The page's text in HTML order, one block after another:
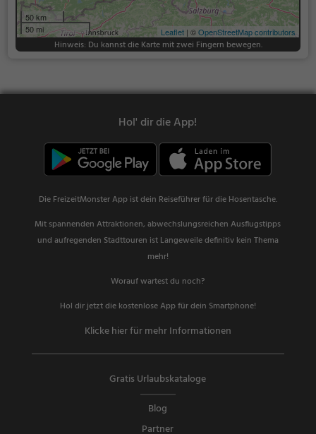
50 km
50 mi
Leaflet | ©OpenStreetMap contributors
Hinweis: Du kannst die Karte mit zwei Fingern bewegen.
Hol' dir die App!
Die FreizeitMonster App ist dein Reiseführer für die Hosentasche.
Mit spannenden Attraktionen, abwechslungsreichen Ausflugstipps
und aufregenden Stadttouren ist Langeweile definitiv kein Thema
mehr!
Worauf wartest du noch?
Hol dir jetzt die kostenlose App für dein Smartphone!
Klicke hier für mehr Informationen
Gratis Urlaubskataloge
Blog
Partner